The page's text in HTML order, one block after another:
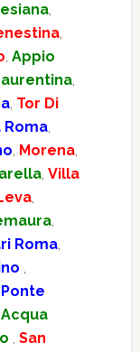
,
,
, Appio
,
, Tor Di
,
, Morena,
, Villa
,
,
Roma,
,
Ponte
Acqua
, San